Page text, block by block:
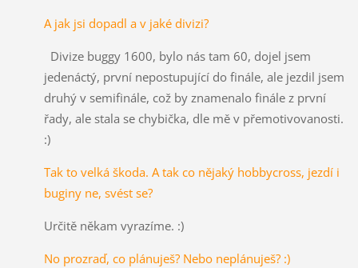
A jak jsi dopadl a v jaké divizi?
Divize buggy 1600, bylo nás tam 60, dojel jsem
jedenáctý, první nepostupující do finále, ale jezdil jsem
druhý v semifinále, což by znamenalo finále z první
řady, ale stala se chybička, dle mě v přemotivovanosti.
:)
Tak to velká škoda. A tak co nějaký hobbycross, jezdí i
buginy ne, svést se?
Určitě někam vyrazíme. :)
No prozraď, co plánuješ? Nebo neplánuješ? :)